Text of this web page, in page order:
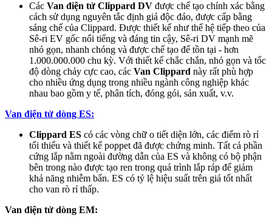
Các Van điện tử Clippard DV được chế tạo chính xác bằng
cách sử dụng nguyên tắc định giá độc đáo, được cấp bằng
sáng chế của Clippard. Được thiết kế như thế hệ tiếp theo của
Sê-ri EV gốc nổi tiếng và đáng tin cậy, Sê-ri DV mạnh mẽ
nhỏ gọn, nhanh chóng và được chế tạo để tồn tại - hơn
1.000.000.000 chu kỳ. Với thiết kế chắc chắn, nhỏ gọn và tốc
độ dòng chảy cực cao, các Van Clippard này rất phù hợp
cho nhiều ứng dụng trong nhiều ngành công nghiệp khác
nhau bao gồm y tế, phân tích, đóng gói, sản xuất, v.v.
Van điện tử dòng ES:
Clippard ES có các vòng chữ o tiết diện lớn, các điểm rò rỉ
tối thiểu và thiết kế poppet đã được chứng minh. Tất cả phần
cứng lắp nằm ngoài đường dẫn của ES và không có bộ phận
bên trong nào được tạo ren trong quá trình lắp ráp để giảm
khả năng nhiễm bẩn. ES có tỷ lệ hiệu suất trên giá tốt nhất
cho van rò rỉ thấp.
Van điện tử dòng EM: